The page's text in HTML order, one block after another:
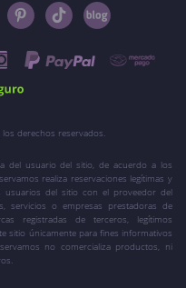
derechos reservados.
del usuario del sitio, de acuerdo a los
realiza reservaciones legítimas y
del sitio con el proveedor del
servicios o empresas prestadoras de
registradas de terceros, legítimos
sitio únicamente para fines informativos
no comercializa productos, ni